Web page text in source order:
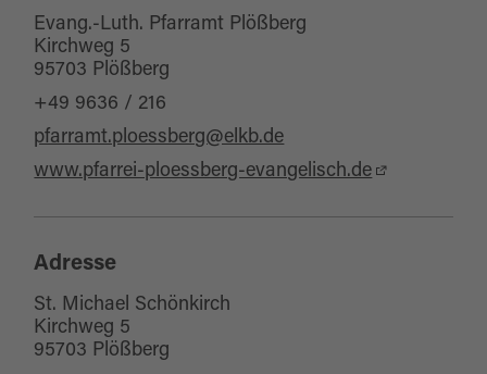
Evang.-Luth. Pfarramt Plößberg
Kirchweg 5
95703 Plößberg
+49 9636 / 216
pfarramt.ploessberg@elkb.de
www.pfarrei-ploessberg-evangelisch.de
Adresse
St. Michael Schönkirch
Kirchweg 5
95703 Plößberg